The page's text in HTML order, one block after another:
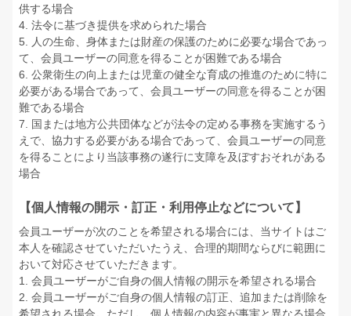
供する場合
4. 法令に基づき提供を求められた場合
5. 人の生命、身体または財産の保護のために必要な場合であっ
て、会員ユーザーの同意を得ることが困難である場合
6. 公衆衛生の向上または児童の健全な育成の推進のために特に
必要がある場合であって、会員ユーザーの同意を得ることが困
難である場合
7. 国または地方公共団体などが法令の定める事務を実施するう
えで、協力する必要がある場合であって、会員ユーザーの同意
を得ることにより当該事務の遂行に支障を及ぼすおそれがある
場合
【個人情報の開示・訂正・利用停止などについて】
会員ユーザーが次のことを希望される場合には、当サイトはご
本人を確認させていただいたうえ、合理的期間ならびに範囲に
おいて対応させていただきます。
1. 会員ユーザーがご自身の個人情報の開示を希望される場合
2. 会員ユーザーがご自身の個人情報の訂正、追加または削除を